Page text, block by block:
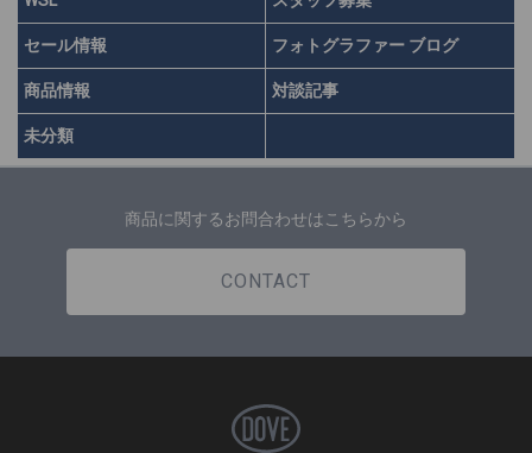
セール情報 フォトグラファー ブログ
商品情報 対談記事
未分類
商品に関するお問合わせはこちらから
CONTACT